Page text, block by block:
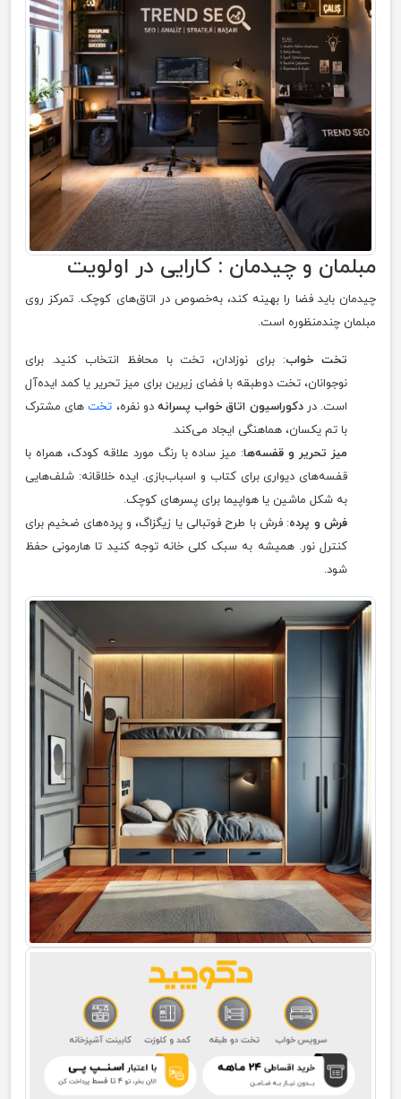
مبلمان و چیدمان : کارایی در اولویت
چیدمان باید فضا را بهینه کند، به‌خصوص در اتاق‌های کوچک. تمرکز روی
مبلمان چندمنظوره است.
تخت خواب: برای نوزادان، تخت با محافظ انتخاب کنید. برای
نوجوانان، تخت دوطبقه با فضای زیرین برای میز تحریر یا کمد ایده‌آل
است. دردکوراسیون اتاق خواب پسرانهدو نفره، تخت‌های مشترک
با تم یکسان، هماهنگی ایجاد می‌کند.
میز تحریر و قفسه‌ها: میز ساده با رنگ مورد علاقه کودک، همراه با
قفسه‌های دیواری برای کتاب و اسباب‌بازی. ایده خلاقانه: شلف‌هایی
به شکل ماشین یا هواپیما برای پسرهای کوچک.
فرش و پرده: فرش با طرح فوتبالی یا زیگزاگ، و پرده‌های ضخیم برای
کنترل نور. همیشه به سبک کلی خانه توجه کنید تا هارمونی حفظ
شود.